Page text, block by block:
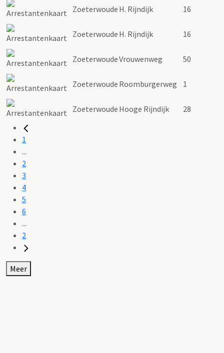
Zoeterwoude H. Rijndijk 16
Zoeterwoude H. Rijndijk 16
ZoeterwoudeVrouwenweg 50
Zoeterwoude Roomburgerweg 1
Zoeterwoude Hooge Rijndijk 28
1
...
2
3
4
5
6
...
2
Meer